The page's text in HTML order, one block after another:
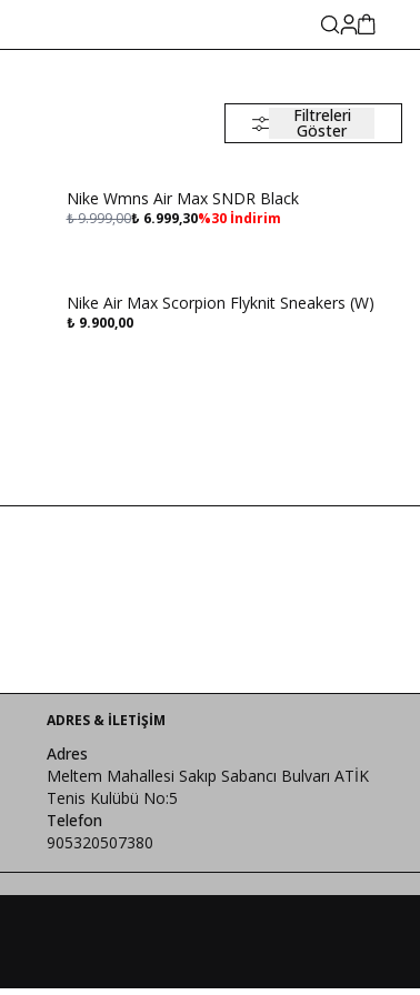
Filtreleri
Göster
Aynı Gün Kargo
Nike Wmns Air Max SNDR Black
₺9.999,00₺ 6.999,30%30İndirim
Aynı Gün Kargo
Nike Air Max Scorpion Flyknit Sneakers (W)
₺ 9.900,00
ADRES & İLETIŞIM
Adres
Meltem Mahallesi Sakıp Sabancı Bulvarı ATİK
Tenis Kulübü No:5
Telefon
905320507380